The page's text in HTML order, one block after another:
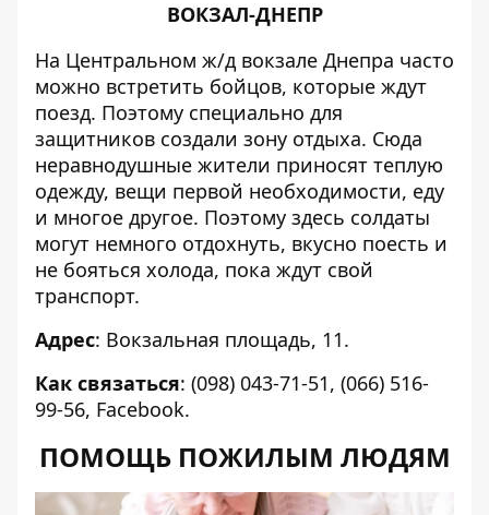
ВОКЗАЛ-ДНЕПР
На Центральном ж/д вокзале Днепра часто
можно встретить бойцов, которые ждут
поезд. Поэтому специально для
защитников создали зону отдыха. Сюда
неравнодушные жители приносят теплую
одежду, вещи первой необходимости, еду
и многое другое. Поэтому здесь солдаты
могут немного отдохнуть, вкусно поесть и
не бояться холода, пока ждут свой
транспорт.
Адрес: Вокзальная площадь, 11.
Как связаться: (098) 043-71-51, (066) 516-
99-56, Facebook.
ПОМОЩЬ ПОЖИЛЫМ ЛЮДЯМ